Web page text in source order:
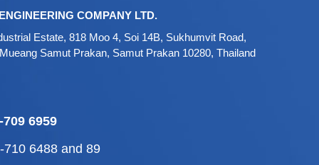
COMPANY LTD.
Estate, 818 Moo 4, Soi 14B, Sukhumvit Road,
Samut Prakan, Samut Prakan 10280, Thailand
709 6959
710 6488 and89